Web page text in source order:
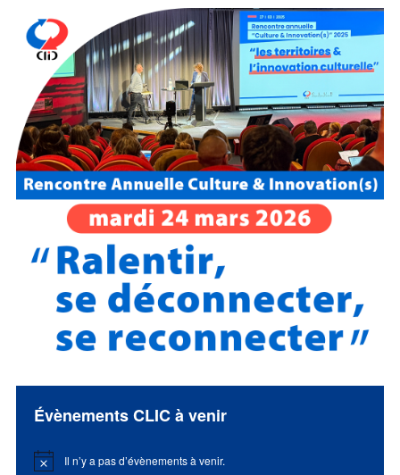
Évènements CLIC à venir
Notice Il n’y a pas d’évènements à venir.